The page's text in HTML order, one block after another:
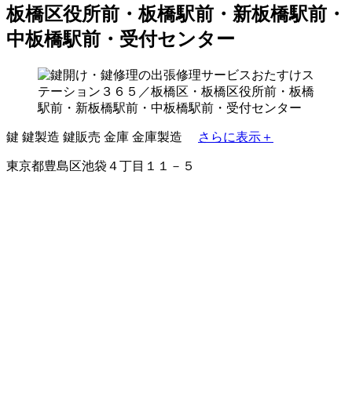
板橋区役所前・板橋駅前・新板橋駅前・
中板橋駅前・受付センター
鍵 鍵製造 鍵販売 金庫 金庫製造 さらに表示＋
東京都豊島区池袋４丁目１１－５